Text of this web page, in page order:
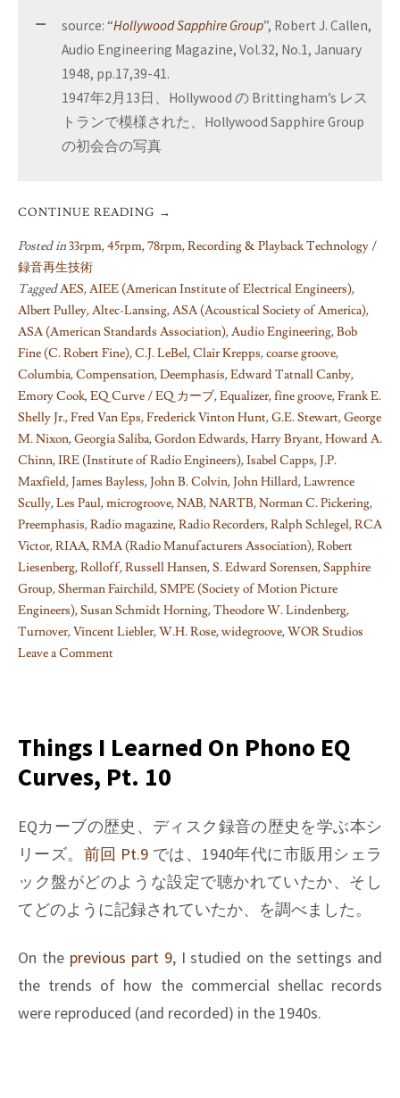
source: “Hollywood Sapphire Group”, Robert J. Callen,
Audio Engineering Magazine, Vol.32, No.1, January
1948, pp.17,39-41.
1947年2月13日、Hollywood の Brittingham’s レス
トランで模様された、Hollywood Sapphire Group
の初会合の写真
CONTINUE READING →
Posted in33rpm,45rpm,78rpm,Recording & Playback Technology /
録音再生技術
TaggedAES,AIEE (American Institute of Electrical Engineers),
Albert Pulley,Altec-Lansing,ASA (Acoustical Society of America),
ASA (American Standards Association),Audio Engineering,Bob
Fine (C. Robert Fine),C.J. LeBel,Clair Krepps,coarse groove,
Columbia,Compensation,Deemphasis,Edward Tatnall Canby,
Emory Cook,EQ Curve / EQ カーブ,Equalizer,fine groove,Frank E.
Shelly Jr.,Fred Van Eps,Frederick Vinton Hunt,G.E. Stewart,George
M. Nixon,Georgia Saliba,Gordon Edwards,Harry Bryant,Howard A.
Chinn,IRE (Institute of Radio Engineers),Isabel Capps,J.P.
Maxfield,James Bayless,John B. Colvin,John Hillard,Lawrence
Scully,Les Paul,microgroove,NAB,NARTB,Norman C. Pickering,
Preemphasis,Radio magazine,Radio Recorders,Ralph Schlegel,RCA
Victor,RIAA,RMA (Radio Manufacturers Association),Robert
Liesenberg,Rolloff,Russell Hansen,S. Edward Sorensen,Sapphire
Group,Sherman Fairchild,SMPE (Society of Motion Picture
Engineers),Susan Schmidt Horning,Theodore W. Lindenberg,
Turnover,Vincent Liebler,W.H. Rose,widegroove,WOR Studios
Leave a Comment
learned
on
Phono
curves,
Pt.
16
Things I Learned On Phono EQ
Curves, Pt. 10
EQカーブの歴史、ディスク録音の歴史を学ぶ本シ
リーズ。 前回 Pt.9 では、1940年代に市販用シェラ
ック盤がどのような設定で聴かれていたか、そし
てどのように記録されていたか、を調べました。
On the previous part 9, I studied on the settings and
the trends of how the commercial shellac records
were reproduced (and recorded) in the 1940s.